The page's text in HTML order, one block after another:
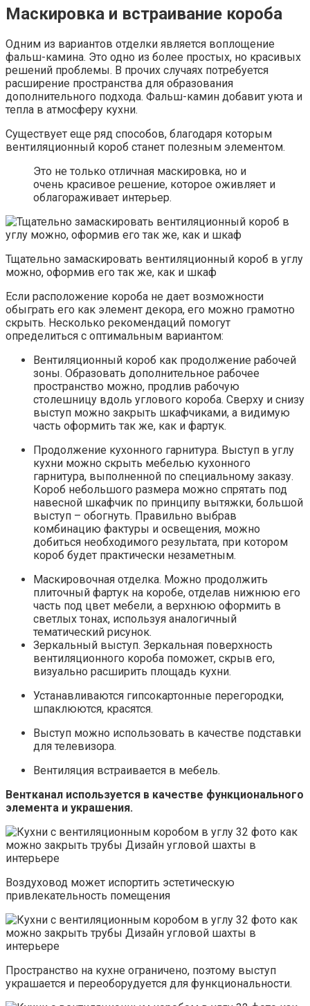
Маскировка и встраивание короба
Одним из вариантов отделки является воплощение
фальш-камина. Это одно из более простых, но красивых
решений проблемы. В прочих случаях потребуется
расширение пространства для образования
дополнительного подхода. Фальш-камин добавит уюта и
тепла в атмосферу кухни.
Существует еще ряд способов, благодаря которым
вентиляционный короб станет полезным элементом.
Это не только отличная маскировка, но и
очень красивое решение, которое оживляет и
облагораживает интерьер.
Тщательно замаскировать вентиляционный короб в углу
можно, оформив его так же, как и шкаф
Если расположение короба не дает возможности
обыграть его как элемент декора, его можно грамотно
скрыть. Несколько рекомендаций помогут
определиться с оптимальным вариантом:
Вентиляционный короб как продолжение рабочей
зоны. Образовать дополнительное рабочее
пространство можно, продлив рабочую
столешницу вдоль углового короба. Сверху и снизу
выступ можно закрыть шкафчиками, а видимую
часть оформить так же, как и фартук.
Продолжение кухонного гарнитура. Выступ в углу
кухни можно скрыть мебелью кухонного
гарнитура, выполненной по специальному заказу.
Короб небольшого размера можно спрятать под
навесной шкафчик по принципу вытяжки, большой
выступ – обогнуть. Правильно выбрав
комбинацию фактуры и освещения, можно
добиться необходимого результата, при котором
короб будет практически незаметным.
Маскировочная отделка. Можно продолжить
плиточный фартук на коробе, отделав нижнюю его
часть под цвет мебели, а верхнюю оформить в
светлых тонах, используя аналогичный
тематический рисунок.
Зеркальный выступ. Зеркальная поверхность
вентиляционного короба поможет, скрыв его,
визуально расширить площадь кухни.
Устанавливаются гипсокартонные перегородки,
шпаклюются, красятся.
Выступ можно использовать в качестве подставки
для телевизора.
Вентиляция встраивается в мебель.
Вентканал используется в качестве функционального
элемента и украшения.
Воздуховод может испортить эстетическую
привлекательность помещения
Пространство на кухне ограничено, поэтому выступ
украшается и переоборудуется для функциональности.